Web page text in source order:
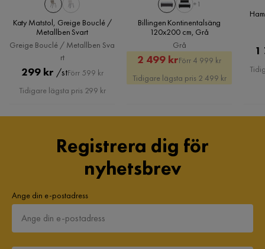
Katy Matstol, Greige Bouclé /
Metallben Svart
Greige Bouclé / Metallben Sva
rt
Pris
299 kr /stOriginal
Pris
Förr 599 kr
Tidigare lägsta pris 299 kr
+1
Billingen Kontinentalsäng
120x200 cm, Grå
Grå
Rabatterat
Pris
2 499 krOriginal
Pris
Förr 4 999 kr
Tidigare lägsta pris 2 499 kr
1
Registrera dig för
nyhetsbrev
Ange din e-postadress